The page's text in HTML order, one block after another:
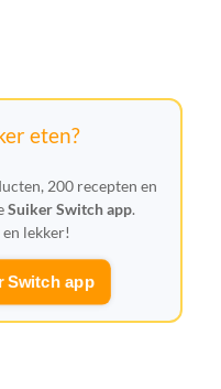
eten?
200 recepten en
Suiker Switch app.
lekker!
Switch app